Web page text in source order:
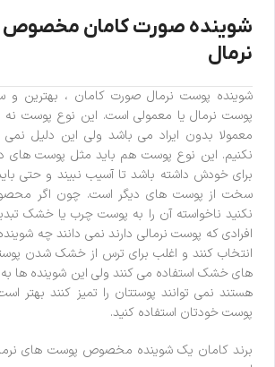
شوینده صورت کامان
نرمال
شوینده پوست نرمال صورت کامان ، بهترین و
پوست نرمال یا معمولی است. این نوع پوست
معمولا بدون ایراد می باشد ولی این دلیل
نکنیم. این نوع پوست هم باید مثل پوست های
برای خودش داشته باشد تا آسیب نبیند و حتی
سخت از پوست های دیگر است. چون اگر
نکنید ناخواسته آن را به پوست چرب یا خشک
افرادی که پوست نرمالی دارند نمی دانند چه
انتخاب کنند و اغلب برای ترس از خشک شدن
های خشک استفاده می کنند ولی این شوینده ها به
هستند نمی توانند پوستتان را تمیز کنند
پوست خودتان استفاده کنید.
برند کامان یک شوینده مخصوص پوست های